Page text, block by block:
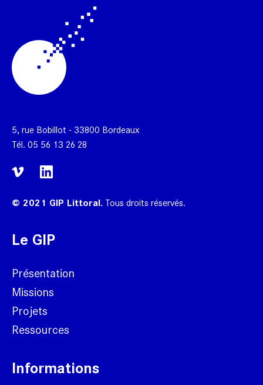
5, rue Bobillot - 33800 Bordeaux
Tél. 05 56 13 26 28
© 2021 GIP Littoral. Tous droits réservés.
Le GIP
Présentation
Missions
Projets
Ressources
Informations